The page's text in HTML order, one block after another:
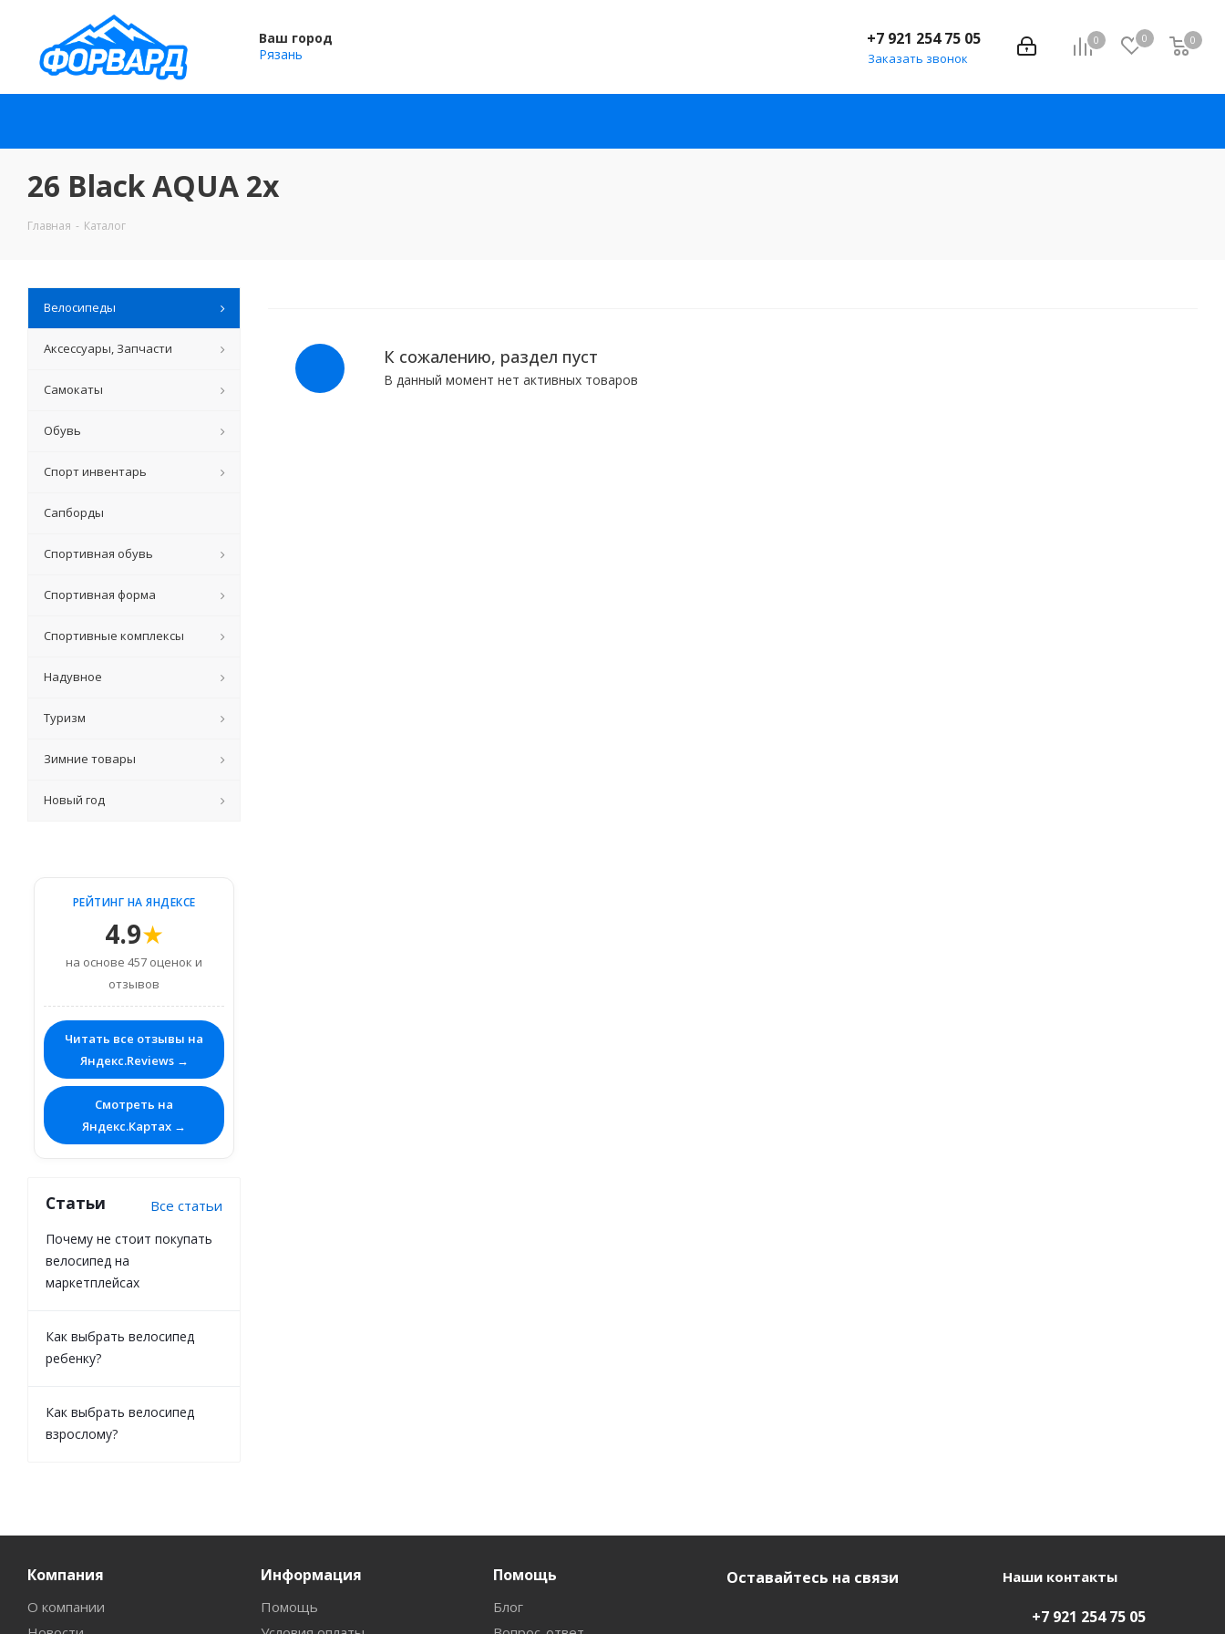
Ваш город
Рязань
0 0 0
+7 921 254 75 05
Заказать звонок
26 Black AQUA 2х
Главная - Каталог
К сожалению, раздел пуст
В данный момент нет активных товаров
Велосипеды
Аксессуары, Запчасти
Самокаты
Обувь
Спорт инвентарь
Сапборды
Спортивная обувь
Спортивная форма
Спортивные комплексы
Надувное
Туризм
Зимние товары
Новый год
РЕЙТИНГ НА ЯНДЕКСЕ
4.9★
на основе 457 оценок и
отзывов
Читать все отзывы на
Яндекс.Reviews →
Смотреть на
Яндекс.Картах →
Статьи Все статьи
Почему не стоит покупать
велосипед на
маркетплейсах
Как выбрать велосипед
ребенку?
Как выбрать велосипед
взрослому?
Компания
О компании
Информация
Помощь
Помощь
Блог
Оставайтесь на связи Наши контакты
+7 921 254 75 05